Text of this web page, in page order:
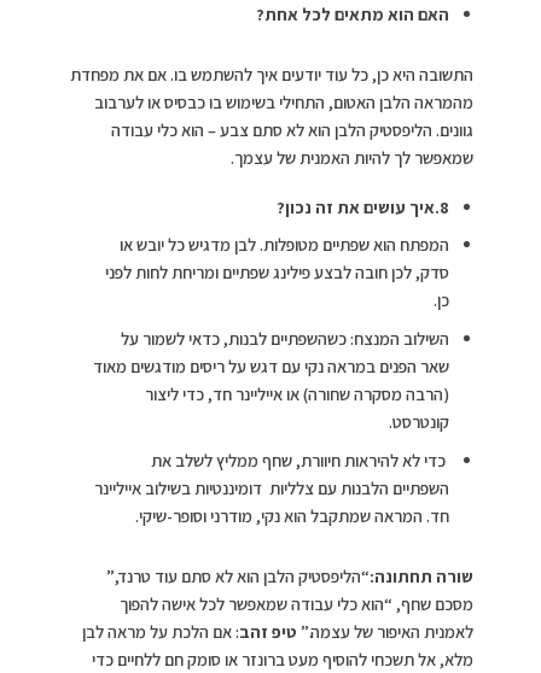
האם הוא מתאים לכל אחת?
התשובה היא כן, כל עוד יודעים איך להשתמש בו. אם את מפחדת
מהמראה הלבן האטום, התחילי בשימוש בו כבסיס או לערבוב
גוונים. הליפסטיק הלבן הוא לא סתם צבע – הוא כלי עבודה
שמאפשר לך להיות האמנית של עצמך.
8.איך עושים את זה נכון?
המפתח הוא שפתיים מטופלות. לבן מדגיש כל יובש או
סדק, לכן חובה לבצע פילינג שפתיים ומריחת לחות לפני
כן.
השילוב המנצח: כשהשפתיים לבנות, כדאי לשמור על
שאר הפנים במראה נקי עם דגש על ריסים מודגשים מאוד
(הרבה מסקרה שחורה) או אייליינר חד, כדי ליצור
קונטרסט.
כדי לא להיראות חיוורת, שחף ממליץ לשלב את
השפתיים הלבנות עם צלליות דומיננטיות בשילוב אייליינר
חד. המראה שמתקבל הוא נקי, מודרני וסופר-שיקי.
שורה תחתונה:“הליפסטיק הלבן הוא לא סתם עוד טרנד,”
מסכם שחף, “הוא כלי עבודה שמאפשר לכל אישה להפוך
לאמנית האיפור של עצמה.” טיפ זהב: אם הלכת על מראה לבן
מלא, אל תשכחי להוסיף מעט ברונזר או סומק חם ללחיים כדי